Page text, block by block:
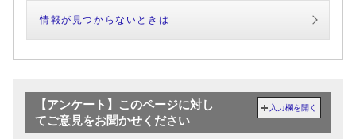
情報が見つからないときは
【アンケート】このページに対し
てご意見をお聞かせください
入力欄を開く